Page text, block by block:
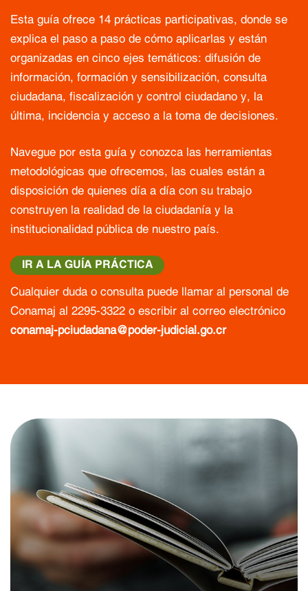
Esta guía ofrece 14 prácticas participativas, donde se
explica el paso a paso de cómo aplicarlas y están
organizadas en cinco ejes temáticos: difusión de
información, formación y sensibilización, consulta
ciudadana, fiscalización y control ciudadano y, la
última, incidencia y acceso a la toma de decisiones.
Navegue por esta guía y conozca las herramientas
metodológicas que ofrecemos, las cuales están a
disposición de quienes día a día con su trabajo
construyen la realidad de la ciudadanía y la
institucionalidad pública de nuestro país.
IR A LA GUÍA PRÁCTICA
Cualquier duda o consulta puede llamar al personal de
Conamaj al 2295-3322 o escribir al correo electrónico
conamaj-pciudadana@poder-judicial.go.cr